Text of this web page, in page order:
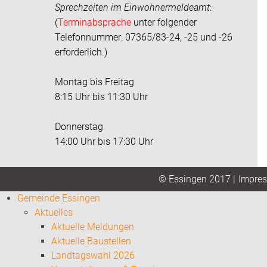
Sprechzeiten im Einwohnermeldeamt:
(Terminabsprache unter folgender
Telefonnummer: 07365/83-24, -25 und -26
erforderlich.)
Montag bis Freitag
8:15 Uhr bis 11:30 Uhr
Donnerstag
14:00 Uhr bis 17:30 Uhr
© Essingen 2017 |
Gemeinde Essingen
Aktuelles
Aktuelle Meldungen
Aktuelle Baustellen
Landtagswahl 2026